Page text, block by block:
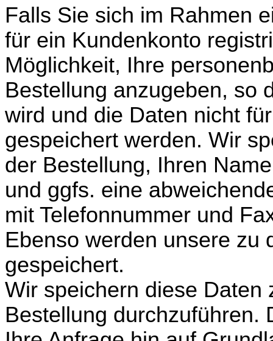
Falls Sie sich im Rahmen
für ein Kundenkonto
Möglichkeit, Ihre
Bestellung anzugeben, so
wird und die Daten nicht
gespeichert werden. Wir
der Bestellung, Ihren
und ggfs. eine
mit Telefonnummer und
Ebenso werden unsere zu
gespeichert.
Wir speichern diese Daten
Bestellung durchzuführen.